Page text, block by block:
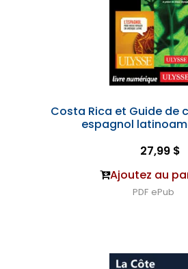
Costa Rica et Guide de
espagnol
27,99 $
Ajoutez au
PDF ePub